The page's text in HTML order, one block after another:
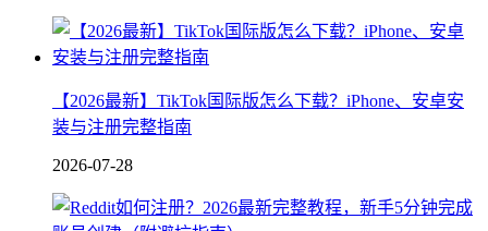
【2026最新】TikTok国际版怎么下载？iPhone、安卓安
装与注册完整指南
2026-07-28